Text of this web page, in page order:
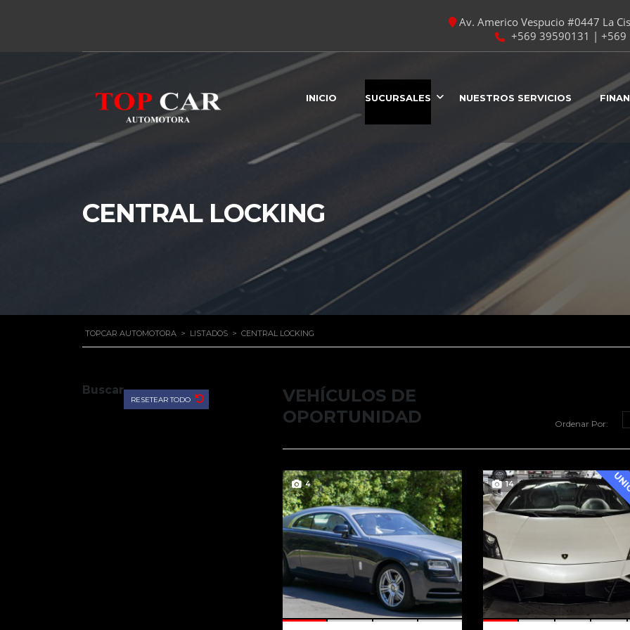
Av. Americo Vespucio #0447 La
+569 39590131 |
INICIO SUCURSALES NUESTROS SERVICIOS
CENTRAL LOCKING
TOPCAR AUTOMOTORA > LISTADOS > CENTRAL LOCKING
Buscar
RESETEAR TODO
VEHÍCULOS DE
OPORTUNIDAD
Ordenar Por:
4 14